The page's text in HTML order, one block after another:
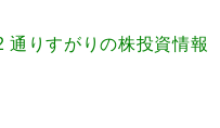
りすがりの株投資情報